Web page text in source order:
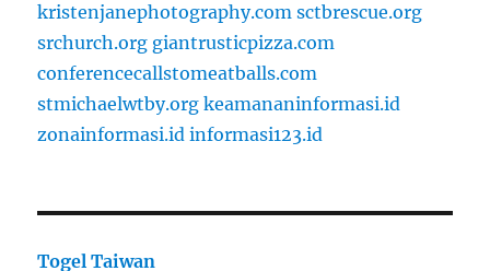
kristenjanephotography.com sctbrescue.org
srchurch.org giantrusticpizza.com
conferencecallstomeatballs.com
stmichaelwtby.org keamananinformasi.id
zonainformasi.id informasi123.id
Togel Taiwan